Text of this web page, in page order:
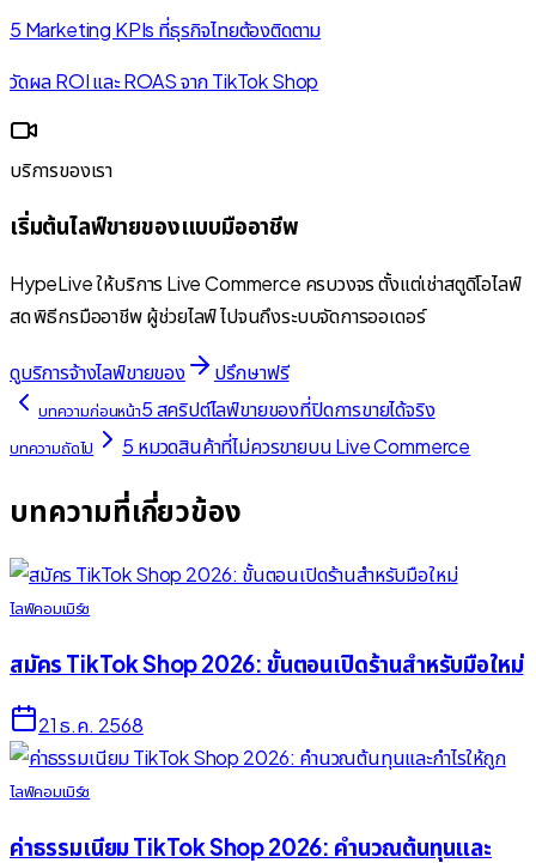
5 Marketing KPIs ที่ธุรกิจไทยต้องติดตาม
วัดผล ROI และ ROAS จาก TikTok Shop
บริการของเรา
เริ่มต้นไลฟ์ขายของแบบมืออาชีพ
HypeLive ให้บริการ Live Commerce ครบวงจร ตั้งแต่เช่าสตูดิโอไลฟ์
สด พิธีกรมืออาชีพ ผู้ช่วยไลฟ์ ไปจนถึงระบบจัดการออเดอร์
ดูบริการจ้างไลฟ์ขายของ ปรึกษาฟรี
บทความก่อนหน้า5 สคริปต์ไลฟ์ขายของที่ปิดการขายได้จริง
บทความถัดไป 5 หมวดสินค้าที่ไม่ควรขายบน Live Commerce
บทความที่เกี่ยวข้อง
ไลฟ์คอมเมิร์ซ
สมัคร TikTok Shop 2026: ขั้นตอนเปิดร้านสำหรับมือใหม่
21 ธ.ค. 2568
ไลฟ์คอมเมิร์ซ
ค่าธรรมเนียม TikTok Shop 2026: คำนวณต้นทุนและ